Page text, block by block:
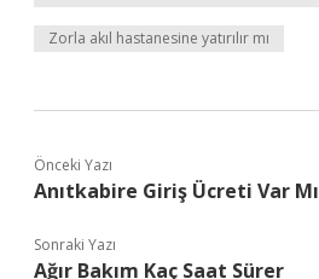
Zorla akıl hastanesine yatırılır mı
Önceki Yazı
Anıtkabire Giriş Ücreti Var Mı
Sonraki Yazı
Ağır Bakım Kaç Saat Sürer